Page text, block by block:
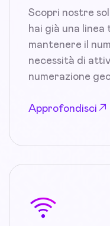
Scopri nostre
hai già una linea
mantenere il
necessità di
numerazione
Approfondisci